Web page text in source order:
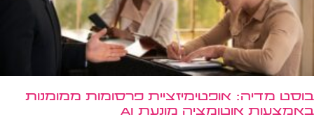
בוסט מדיה: אופטימיזציית פרסומות ממומנות
באמצעות אוטומציה מונעת AI